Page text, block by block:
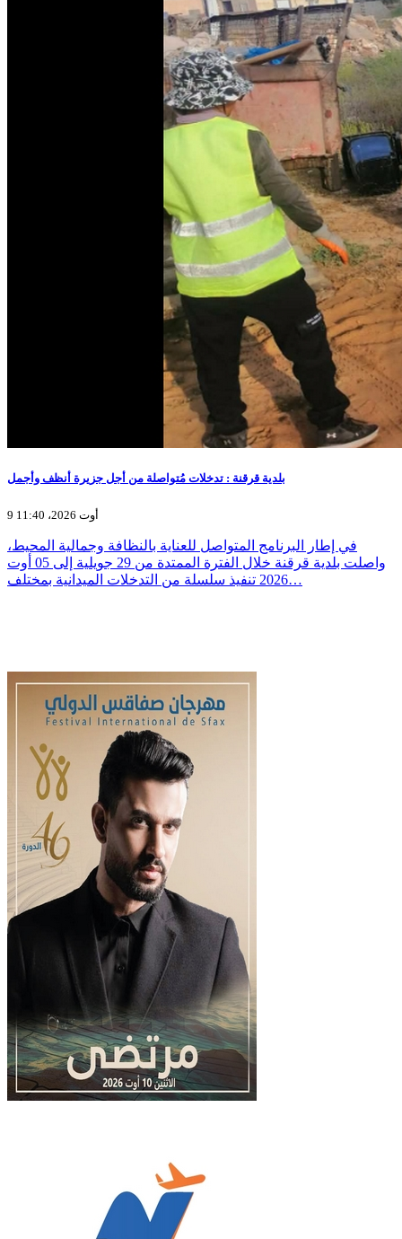
بلدية قرقنة : تدخلات مُتواصلة من أجل جزيرة أنظف وأجمل
9 أوت 2026، 11:40
في إطار البرنامج المتواصل للعناية بالنظافة وجمالية المحيط،
واصلت بلدية قرقنة خلال الفترة الممتدة من 29 جويلية إلى 05 أوت
2026 تنفيذ سلسلة من التدخلات الميدانية بمختلف…